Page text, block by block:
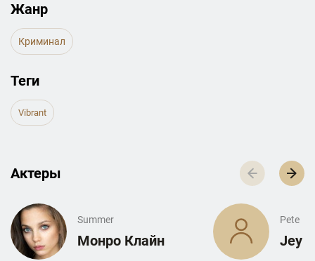
Жанр
Криминал
Теги
Vibrant
Актеры
Summer
Монро Клайн
Pete
Jey